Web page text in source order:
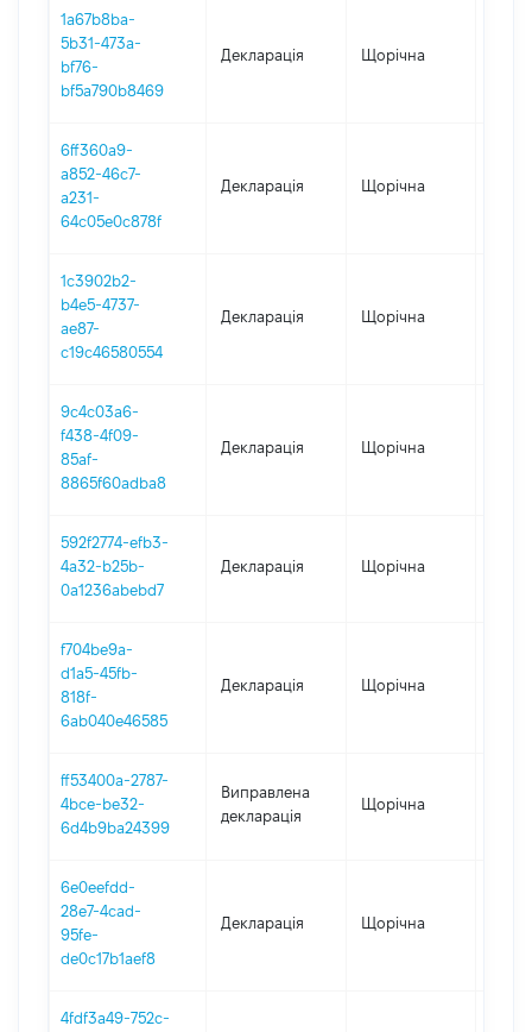
1a67b8ba-
5b31-473a-
bf76-
bf5a790b8469
Декларація Щорічна
6ff360a9-
a852-46c7-
a231-
64c05e0c878f
Декларація Щорічна
1c3902b2-
b4e5-4737-
ae87-
c19c46580554
Декларація Щорічна
9c4c03a6-
f438-4f09-
85af-
8865f60adba8
Декларація Щорічна
592f2774-efb3-
4a32-b25b-
0a1236abebd7
Декларація Щорічна
f704be9a-
d1a5-45fb-
818f-
6ab040e46585
Декларація Щорічна
ff53400a-2787-
4bce-be32-
6d4b9ba24399
Виправлена
декларація
Щорічна
6e0eefdd-
28e7-4cad-
95fe-
de0c17b1aef8
Декларація Щорічна
4fdf3a49-752c-